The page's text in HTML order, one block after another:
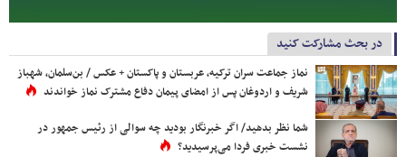
در بحث مشارکت کنید
نماز جماعت سران ترکیه، عربستان و پاکستان + عکس / بن‌سلمان، شهباز
شریف و اردوغان پس از امضای پیمان دفاع مشترک نماز خواندند
شما نظر بدهید/ اگر خبرنگار بودید چه سوالی از رئیس جمهور در
نشست خبری فردا می‌پرسیدید؟